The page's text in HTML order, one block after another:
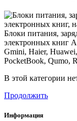
Блоки питания,
электронных книг
Gmini, Haier,
PocketBook, Qumo,
В этой категории
Продолжить
Информация